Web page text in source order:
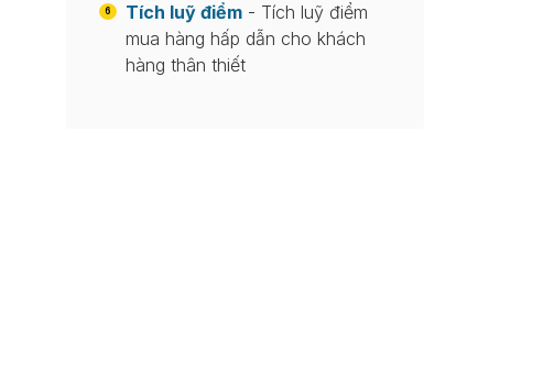
6 Tích luỹ điểm - Tích luỹ điểm
mua hàng hấp dẫn cho khách
hàng thân thiết